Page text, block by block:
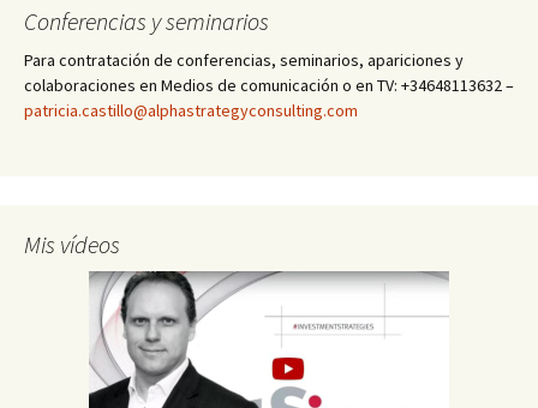
Conferencias y seminarios
Para contratación de conferencias, seminarios, apariciones y
colaboraciones en Medios de comunicación o en TV: +34648113632 –
patricia.castillo@alphastrategyconsulting.com
Mis vídeos